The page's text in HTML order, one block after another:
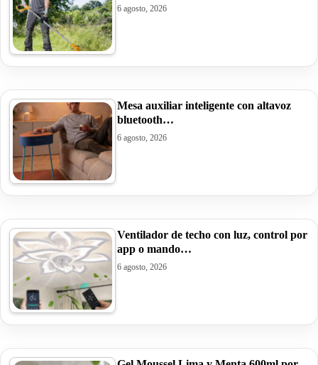
6 agosto, 2026
Mesa auxiliar inteligente con altavoz
bluetooth…
6 agosto, 2026
Ventilador de techo con luz, control por
app o mando…
6 agosto, 2026